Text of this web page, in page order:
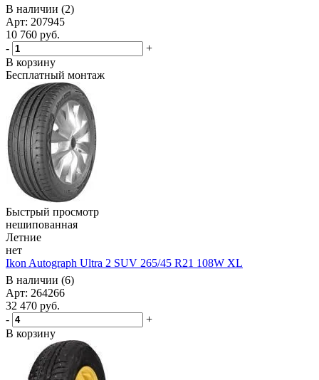
В наличии (2)
Арт: 207945
10 760 руб.
-
+
В корзину
Бесплатный монтаж
Быстрый просмотр
нешипованная
Летние
нет
Ikon Autograph Ultra 2 SUV 265/45 R21 108W XL
В наличии (6)
Арт: 264266
32 470 руб.
-
+
В корзину